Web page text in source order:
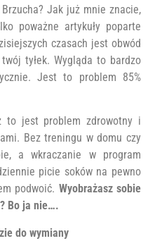
Jak już mnie znacie,
poważne artykuły poparte
czasach jest obwód
tyłek. Wygląda to bardzo
Jest to problem 85%
to jest problem zdrowotny i
Bez treningu w domu czy
a wkraczanie w program
picie soków na pewno
podwoić. Wyobrażasz sobie
Bo ja nie….
do wymiany